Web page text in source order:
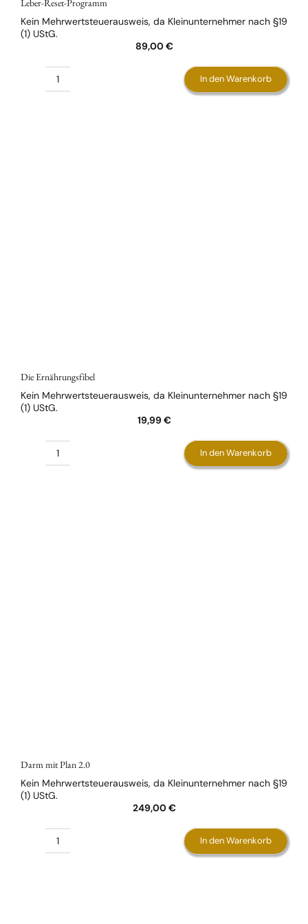
Leber-Reset-Programm
89,00€
Kein Mehrwertsteuerausweis, da Kleinunternehmer nach §19
(1) UStG.
Leber-
In den Warenkorb
Die Ernährungsfibel
19,99€
Kein Mehrwertsteuerausweis, da Kleinunternehmer nach §19
(1) UStG.
Die
In den Warenkorb
Darm mit Plan 2.0
249,00€
Kein Mehrwertsteuerausweis, da Kleinunternehmer nach §19
(1) UStG.
Darm
In den Warenkorb